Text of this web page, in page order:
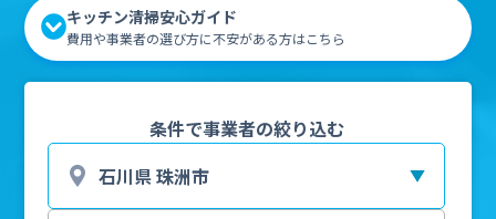
キッチン清掃安心ガイド
費用や事業者の選び方に不安がある方はこちら
条件で事業者の絞り込む